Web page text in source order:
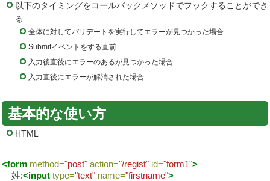
以下のタイミングをコールバックメソッドでフックすることができ
る
全体に対してバリデートを実行してエラーが見つかった場合
Submitイベントをする直前
入力後直後にエラーのあるが見つかった場合
入力直後にエラーが解消された場合
基本的な使い方
HTML
<form method="post" action="/regist" id="form1">
姓:<input type="text" name="firstname">